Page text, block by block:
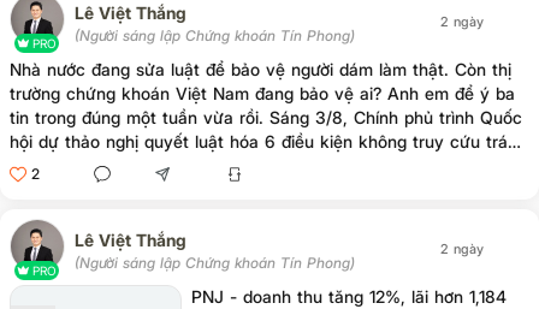
PRO
Lê Việt Thắng
(Người sáng lập Chứng khoán Tín Phong)
2 ngày
Nhà nước đang sửa luật để bảo vệ người dám làm thật. Còn thị
trường chứng khoán Việt Nam đang bảo vệ ai? Anh em để ý ba
tin trong đúng một tuần vừa rồi. Sáng 3/8, Chính phủ trình Quốc
hội dự thảo nghị quyết luật hóa 6 điều kiện không truy cứu trách
nhiệm hình sự với cán bộ dám nghĩ dám làm vì lợi ích chung,
không t,ham n,hũng, không lãng phí. Tối cùng ngày, Thủ tướng
cho khối nhỏ và vừa, áp dụng ngay trong năm nay. Trước đó
cuối tháng 7, Tổng Bí thư yêu cầu chuyển từ quản lý tiến độ
sang quản trị kết quả: nhiệm vụ chỉ được coi là hoà
2
PRO
Lê Việt Thắng
(Người sáng lập Chứng khoán Tín Phong)
2 ngày
PNJ - doanh thu tăng 12%, lãi hơn 1,184